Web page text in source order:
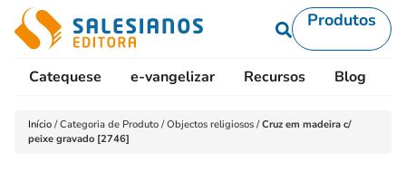
Produtos
Catequese e-vangelizar Recursos Blog
Início /Categoria de Produto /Objectos religiosos /Cruz em madeira c/
peixe gravado [2746]